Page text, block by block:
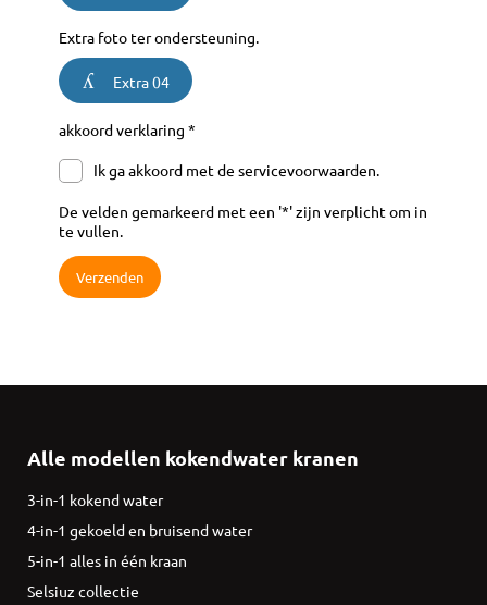
Extra foto ter ondersteuning.
Extra 04
akkoord verklaring *
Ik ga akkoord met de servicevoorwaarden.
De velden gemarkeerd met een '*' zijn verplicht om in
te vullen.
Verzenden
Alle modellen kokendwater kranen
3-in-1 kokend water
4-in-1 gekoeld en bruisend water
5-in-1 alles in één kraan
Selsiuz collectie